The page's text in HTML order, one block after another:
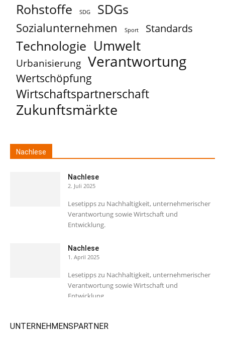
Rohstoffe SDG SDGs
Sozialunternehmen Sport Standards
Technologie Umwelt
Urbanisierung Verantwortung
Wertschöpfung
Wirtschaftspartnerschaft
Zukunftsmärkte
Nachlese
Nachlese
2. Juli 2025
Lesetipps zu Nachhaltigkeit, unternehmerischer
Verantwortung sowie Wirtschaft und
Entwicklung.
Nachlese
1. April 2025
Lesetipps zu Nachhaltigkeit, unternehmerischer
Verantwortung sowie Wirtschaft und
Entwicklung.
UNTERNEHMENSPARTNER